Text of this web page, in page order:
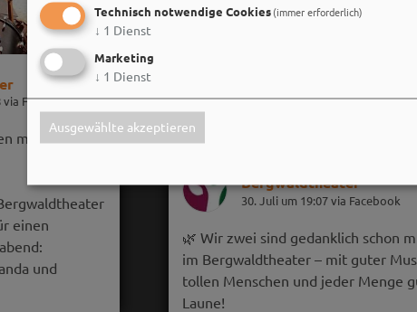
via Facebook
mit Musik! 🌲
einen
und
Bergwaldtheater
30. Juli um 19:07 via Facebook
🌿 Wir zwei sind gedanklich schon
im Bergwaldtheater – mit guter
tollen Menschen und jeder Menge
Laune!
Technisch notwendige Cookies(immer erforderlich)
↓ 1 Dienst
Marketing
↓ 1 Dienst
Ausgewählte akzeptieren